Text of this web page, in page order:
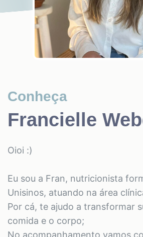
Conheça
Francielle
Oioi :)
Eu sou a Fran, nutricionista
Unisinos, atuando na área
Por cá, te ajudo a transformar
comida e o corpo;
No acompanhamento vamos